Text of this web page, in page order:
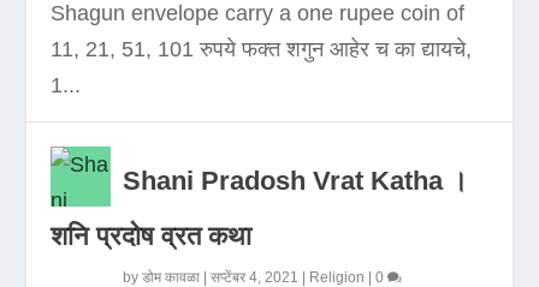
Shagun envelope carry a one rupee coin of
11, 21, 51, 101 रुपये फक्त शगुन आहेर च का द्यायचे,
1...
Shani Pradosh Vrat Katha ।
शनि प्रदोष व्रत कथा
byडोम कावळा |सप्टेंबर 4, 2021 Religion |0